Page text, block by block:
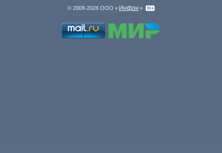
© 2008-2026 ООО « Инфон »